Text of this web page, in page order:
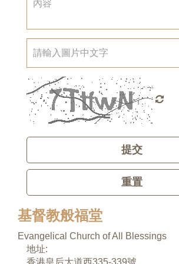
提交
重置
基督教般福堂
Evangelical Church of All Blessings
地址:
香港皇后大道西335-339號